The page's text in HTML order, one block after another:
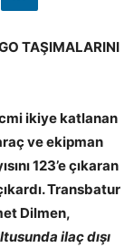
TAŞIMALARINI
ikiye katlanan
ve ekipman
123’e çıkaran
Transbatur
Dilmen,
ilaç dışı